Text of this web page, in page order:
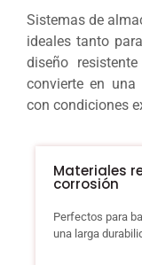
Sistemas de
ideales tanto
diseño
convierte en una
con condiciones
Materiales
corrosión
Perfectos para
una larga